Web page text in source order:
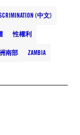
(中文)
性權利
南部 ZAMBIA